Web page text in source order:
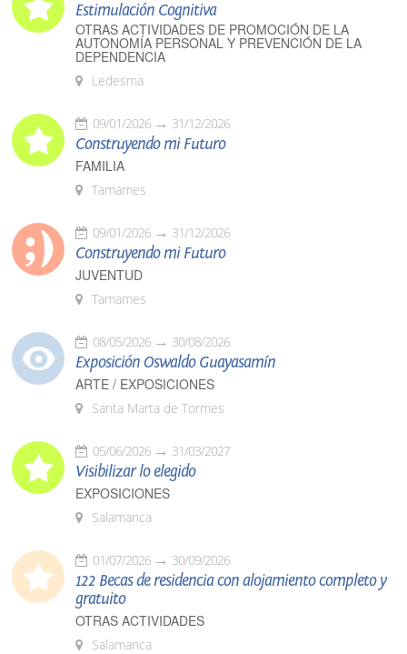
Estimulación Cognitiva
OTRAS ACTIVIDADES DE PROMOCIÓN DE LA
AUTONOMÍA PERSONAL Y PREVENCIÓN DE LA
DEPENDENCIA
Ledesma
09/01/2026 31/12/2026
Construyendo mi Futuro
FAMILIA
Tamames
09/01/2026 31/12/2026
Construyendo mi Futuro
JUVENTUD
Tamames
08/05/2026 30/08/2026
Exposición Oswaldo Guayasamín
ARTE / EXPOSICIONES
Santa Marta de Tormes
05/06/2026 31/03/2027
Visibilizar lo elegido
EXPOSICIONES
Salamanca
01/07/2026 30/09/2026
122 Becas de residencia con alojamiento completo y
gratuito
OTRAS ACTIVIDADES
Salamanca